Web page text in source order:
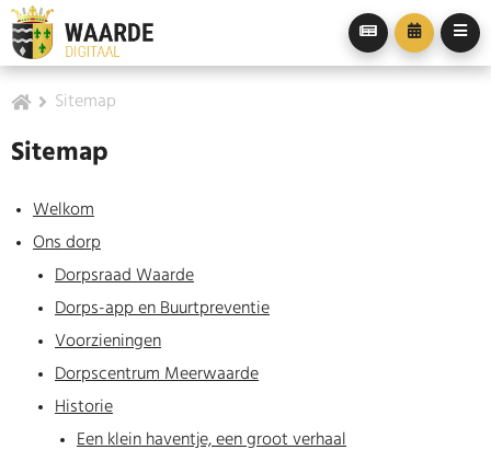
Sitemap
Sitemap
Welkom
Ons dorp
Dorpsraad Waarde
Dorps-app en Buurtpreventie
Voorzieningen
Dorpscentrum Meerwaarde
Historie
Een klein haventje, een groot verhaal